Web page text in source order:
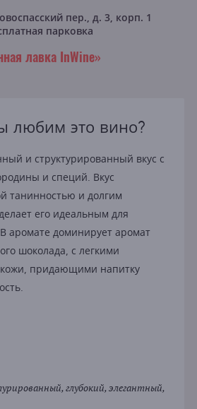
пер., д. 3, корп. 1
парковка
лавка InWine»
любим это вино?
и структурированный вкус с
и специй. Вкус
танинностью и долгим
его идеальным для
аромате доминирует аромат
шоколада, с легкими
кожи, придающими напитку
глубокий, элегантный,